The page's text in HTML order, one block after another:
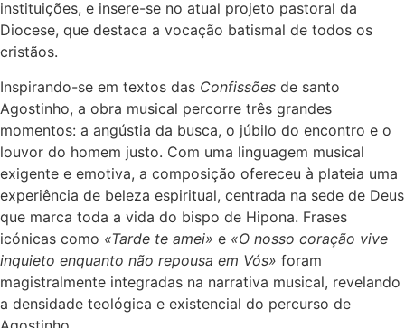
instituições, e insere-se no atual projeto pastoral da
Diocese, que destaca a vocação batismal de todos os
cristãos.
Inspirando-se em textos das Confissões de santo
Agostinho, a obra musical percorre três grandes
momentos: a angústia da busca, o júbilo do encontro e o
louvor do homem justo. Com uma linguagem musical
exigente e emotiva, a composição ofereceu à plateia uma
experiência de beleza espiritual, centrada na sede de Deus
que marca toda a vida do bispo de Hipona. Frases
icónicas como «Tarde te amei» e «O nosso coração vive
inquieto enquanto não repousa em Vós» foram
magistralmente integradas na narrativa musical, revelando
a densidade teológica e existencial do percurso de